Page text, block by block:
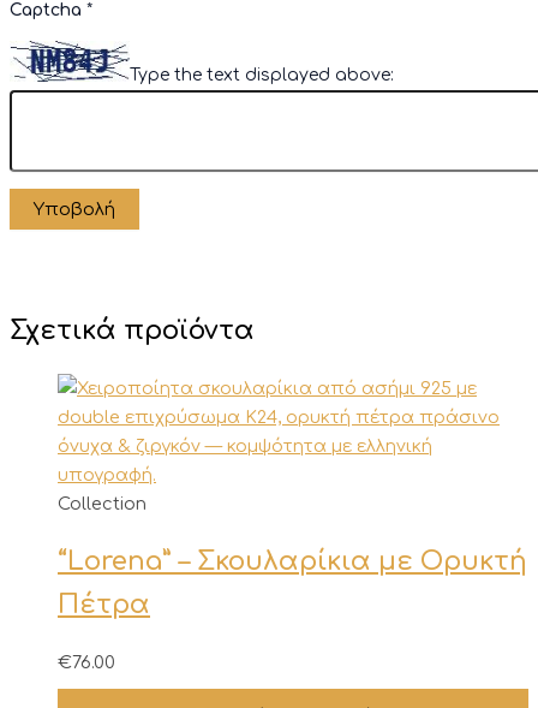
Captcha *
Type the text displayed above:
Σχετικά προϊόντα
Collection
“Lorena” – Σκουλαρίκια με Ορυκτή
Πέτρα
€76.00